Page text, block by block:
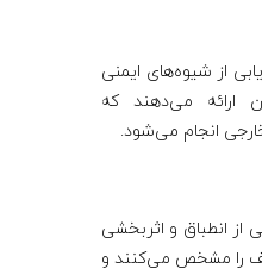
از شیوه‌های ایمنی
ارائه می‌دهند که
انجام می‌شود.
از انطباق و اثربخشی
را مشخص می‌کنند و